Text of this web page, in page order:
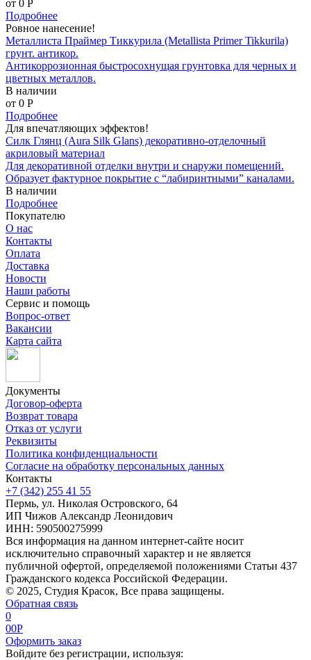
от 0 P
Подробнее
Ровное нанесение!
Металлиста Праймер Тиккурила (Metallista Primer Tikkurila)
грунт. антикор.
Антикоррозионная быстросохнущая грунтовка для черных и
цветных металлов.
В наличии
от 0 P
Подробнее
Для впечатляющих эффектов!
Силк Глянц (Aura Silk Glans) декоративно-отделочный
акриловый материал
Для декоративной отделки внутри и снаружи помещений.
Образует фактурное покрытие с “лабиринтными” каналами.
В наличии
Подробнее
Покупателю
О нас
Контакты
Оплата
Доставка
Новости
Наши работы
Сервис и помощь
Вопрос-ответ
Вакансии
Карта сайта
Документы
Договор-оферта
Возврат товара
Отказ от услуги
Реквизиты
Политика конфиденциальности
Согласие на обработку персональных данных
Контакты
+7 (342) 255 41 55
Пермь, ул. Николая Островского, 64
ИП Чижов Александр Леонидович
ИНН: 590500275999
Вся информация на данном интернет-сайте носит
исключительно справочный характер и не является
публичной офертой, определяемой положениями Статьи 437
Гражданского кодекса Российской Федерации.
© 2025, Студия Красок, Все права защищены.
Обратная связь
0
00P
Оформить заказ
Войдите без регистрации, используя: